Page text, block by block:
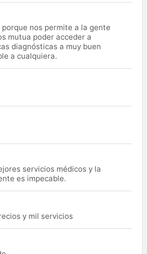
nos permite a la gente
mutua poder acceder a
diagnósticas a muy buen
a cualquiera.
servicios médicos y la
es impecable.
y mil servicios